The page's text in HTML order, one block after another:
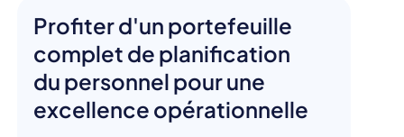
Profiter d'un portefeuille
complet de planification
du personnel pour une
excellence opérationnelle